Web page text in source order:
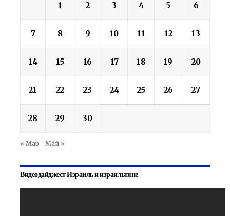
1 2 3 4 5 6
7 8 9 10 11 12 13
14 15 16 17 18 19 20
21 22 23 24 25 26 27
28 29 30
« Мар Май »
Видеодайджест Израиль и израильтяне